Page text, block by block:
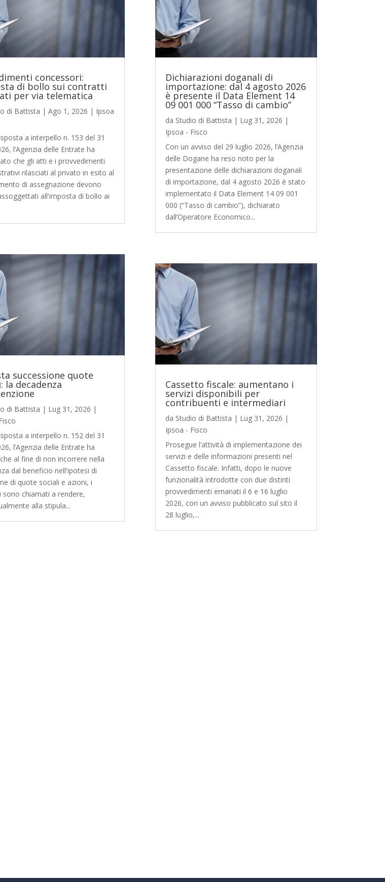
concessori:
di bollo sui contratti
per via telematica
di Battista | Ago 1, 2026 | Ipsoa
a interpello n. 153 del 31
l’Agenzia delle Entrate ha
che gli atti e i provvedimenti
rilasciati al privato in esito al
di assegnazione devono
all'imposta di bollo ai
successione quote
la decadenza
di Battista | Lug 31, 2026 |
a interpello n. 152 del 31
l’Agenzia delle Entrate ha
al fine di non incorrere nella
dal beneficio nell'ipotesi di
di quote sociali e azioni, i
sono chiamati a rendere,
alla stipula...
Dichiarazioni doganali di
importazione: dal 4 agosto 2026
è presente il Data Element 14
09 001 000 “Tasso di cambio”
da Studio di Battista | Lug 31, 2026 |
Ipsoa - Fisco
Con un avviso del 29 luglio 2026, l’Agenzia
delle Dogane ha reso noto per la
presentazione delle dichiarazioni doganali
di importazione, dal 4 agosto 2026 è stato
implementato il Data Element 14 09 001
000 (“Tasso di cambio”), dichiarato
dall’Operatore Economico...
Cassetto fiscale: aumentano i
servizi disponibili per
contribuenti e intermediari
da Studio di Battista | Lug 31, 2026 |
Ipsoa - Fisco
Prosegue l’attività di implementazione dei
servizi e delle informazioni presenti nel
Cassetto fiscale. Infatti, dopo le nuove
funzionalità introdotte con due distinti
provvedimenti emanati il 6 e 16 luglio
2026, con un avviso pubblicato sul sito il
28 luglio,...